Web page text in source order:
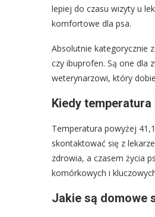
lepiej do czasu wizyty u
komfortowe dla psa.
Absolutnie kategorycznie
czy ibuprofen. Są one dla
weterynarzowi, który
Kiedy
Temperatura powyżej
skontaktować się z
zdrowia, a czasem życia
komórkowych i
Jakie są domowe